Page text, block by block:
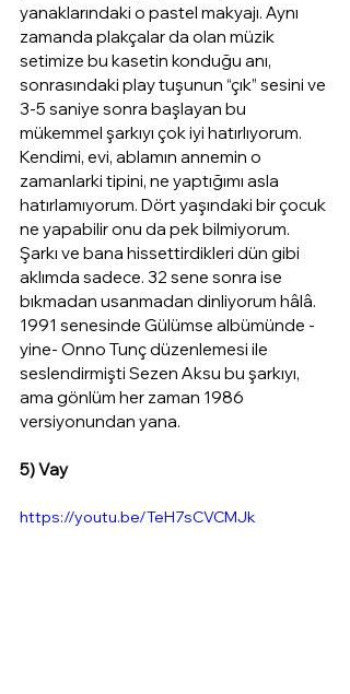
yanaklarındaki o pastel makyajı. Aynı
zamanda plakçalar da olan müzik
setimize bu kasetin konduğu anı,
sonrasındaki play tuşunun “çık” sesini ve
3-5 saniye sonra başlayan bu
mükemmel şarkıyı çok iyi hatırlıyorum.
Kendimi, evi, ablamın annemin o
zamanlarki tipini, ne yaptığımı asla
hatırlamıyorum. Dört yaşındaki bir çocuk
ne yapabilir onu da pek bilmiyorum.
Şarkı ve bana hissettirdikleri dün gibi
aklımda sadece. 32 sene sonra ise
bıkmadan usanmadan dinliyorum hâlâ.
1991 senesinde Gülümse albümünde -
yine- Onno Tunç düzenlemesi ile
seslendirmişti Sezen Aksu bu şarkıyı,
ama gönlüm her zaman 1986
versiyonundan yana.
5) Vay
https://youtu.be/TeH7sCVCMJk